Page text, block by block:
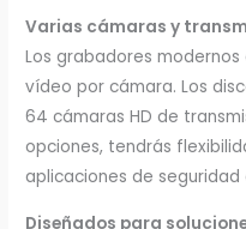
Varias cámaras y
Los grabadores
vídeo por cámara. Los
64 cámaras HD de
opciones, tendrás
aplicaciones de seguridad
Diseñados para